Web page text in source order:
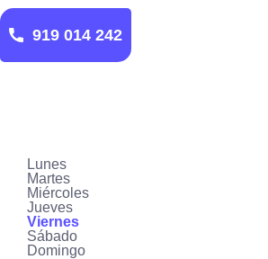
919 014 242
Lunes
Martes
Miércoles
Jueves
Viernes
Sábado
Domingo